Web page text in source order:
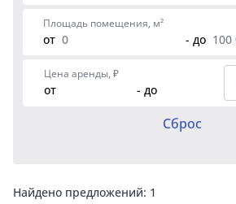
Площадь помещения, м²
от - до
Цена аренды, ₽
от - до
Сброс
Найдено предложений: 1